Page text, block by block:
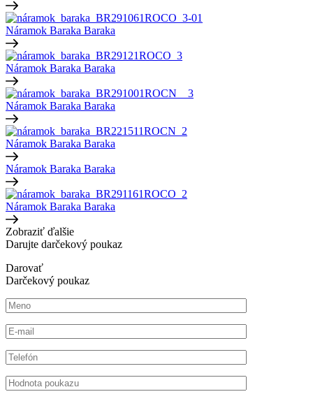
Náramok Baraka Baraka
Náramok Baraka Baraka
Náramok Baraka Baraka
Náramok Baraka Baraka
Náramok Baraka Baraka
Náramok Baraka Baraka
Zobraziť ďalšie
Darujte darčekový poukaz
Darovať
Darčekový poukaz